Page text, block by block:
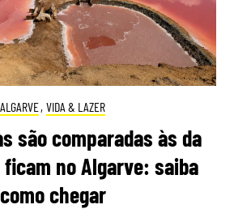
ALGARVE, VIDA & LAZER
são comparadas às da
no Algarve: saiba
como chegar